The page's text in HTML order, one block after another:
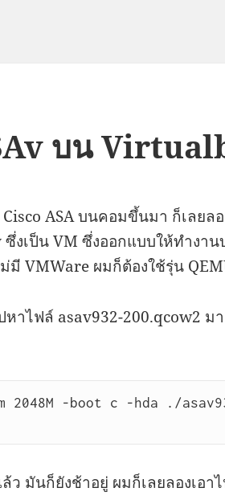
บน
ASA บนคอมขึ้นมา ก็เลยล
ซึ่งเป็น VM ซึ่งออกแบบให้ทำงา
มี VMWare ผมก็ต้องใช้รุ่น
หาไฟล์ asav932-200.qcow2 ม
2048M -boot c -hda ./
ว มันก็ยังช้าอยู่ ผมก็เลยลองเอา